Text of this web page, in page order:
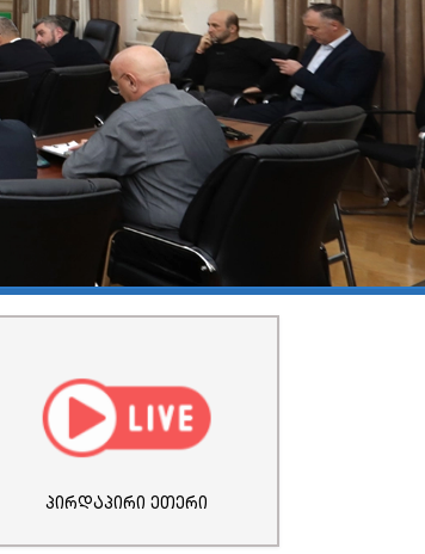
პირდაპირი ეთერი